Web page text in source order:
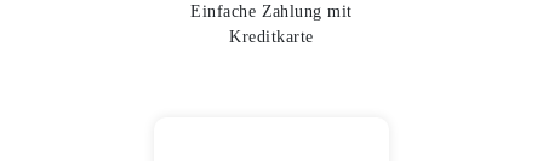
Einfache Zahlung mit
Kreditkarte